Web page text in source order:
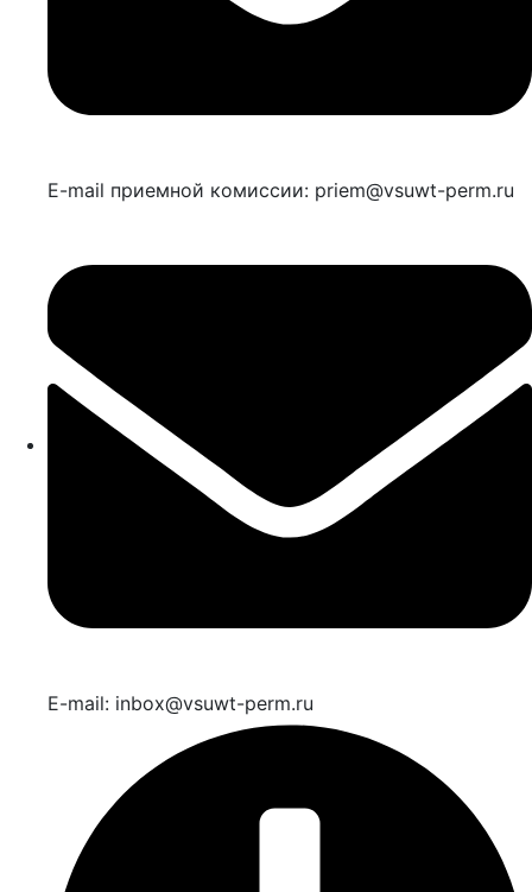
E-mail приемной комиссии: priem@vsuwt-perm.ru
E-mail: inbox@vsuwt-perm.ru